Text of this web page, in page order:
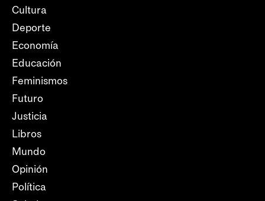
Cultura
Deporte
Economía
Educación
Feminismos
Futuro
Justicia
Libros
Mundo
Opinión
Política